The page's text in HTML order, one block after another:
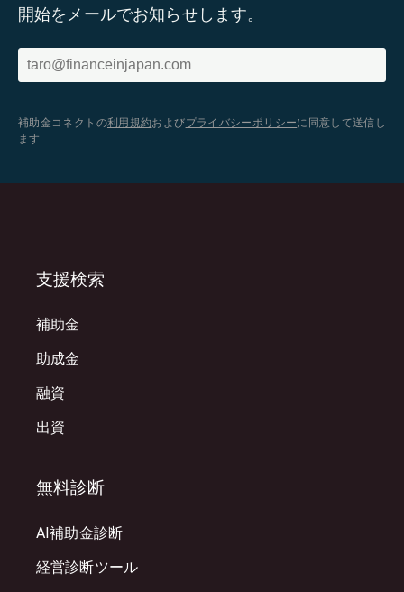
開始をメールでお知らせします。
補助金コネクトの利用規約およびプライバシーポリシーに同意して送信し
ます
支援検索
補助金
助成金
融資
出資
無料診断
AI補助金診断
経営診断ツール